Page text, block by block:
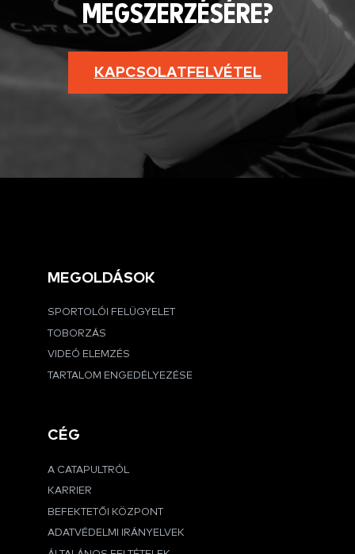
MEGSZERZÉSÉRE?
KAPCSOLATFELVÉTEL
MEGOLDÁSOK
SPORTOLÓI FELÜGYELET
TOBORZÁS
VIDEÓ ELEMZÉS
TARTALOM ENGEDÉLYEZÉSE
CÉG
A CATAPULTRÓL
KARRIER
BEFEKTETŐI KÖZPONT
ADATVÉDELMI IRÁNYELVEK